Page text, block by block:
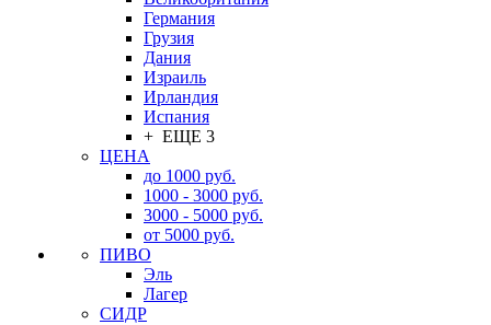
Германия
Грузия
Дания
Израиль
Ирландия
Испания
+ ЕЩЕ 3
ЦЕНА
до 1000 руб.
1000 - 3000 руб.
3000 - 5000 руб.
от 5000 руб.
ПИВО
Эль
Лагер
СИДР